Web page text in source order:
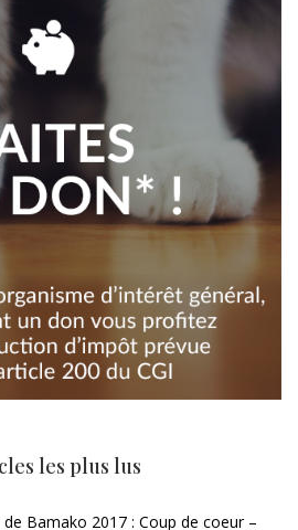
les plus lus
Bamako 2017 : Coup de coeur –